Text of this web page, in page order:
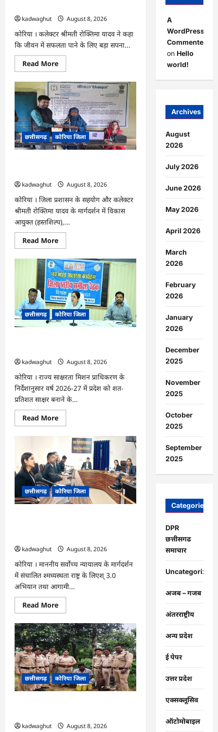
kadwaghut
August 8, 2026
कोरिया । कलेक्टर श्रीमती रोक्तिमा यादव ने कहा
कि जीवन में सफलता पाने के लिए बड़ा सपना...
Read MoreRead
more
CG
:
अच्छा
और
बड़ा
सोचो,
लक्ष्य
हासिल
करने
के
लिए
…
छत्तीसगढ़ कोरिया जिला
kadwaghut
August 8, 2026
कोरिया । जिला प्रशासन के सहयोग और कलेक्टर
श्रीमती रोक्तिमा यादव के मार्गदर्शन में विकास
आयुक्त (हस्तशिल्प),...
Read MoreRead
more
CG
:
कलेक्टर
के
मार्गदर्शन
में
छह
गांवों
तक
पहुंची
हस्तशिल्प
छत्तीसगढ़ कोरिया जिला
kadwaghut
August 8, 2026
कोरिया । राज्य साक्षरता मिशन प्राधिकरण के
निर्देशानुसार वर्ष 2026-27 में प्रदेश को शत-
प्रतिशत साक्षर बनाने के...
Read MoreRead
more
CG
अगस्त
को
जिलेभर
में
आयोजित
होगा
‘उल्लास
महा-
छत्तीसगढ़ कोरिया जिला
kadwaghut
August 8, 2026
कोरिया । माननीय सर्वाेच्च न्यायालय के मार्गदर्शन
में संचालित श्मध्यस्थता राष्ट्र के लिएश् 3.0
अभियान तथा आगामी...
Read MoreRead
more
CG
:
नेशनल
लोक
अदालत
एवं
‘मध्यस्थता
राष्ट्र
के
लिए‘
3.0
समीक्षा
छत्तीसगढ़ कोरिया जिला
kadwaghut
August 8, 2026
A
WordPress
Commenter
on Hello
world!
Archives
August
2026
July 2026
June 2026
May 2026
April 2026
March
2026
February
2026
January
2026
December
2025
November
2025
October
2025
September
2025
Categories
DPR
छत्तीसगढ
समाचार
Uncategorized
अजब – गजब
अंतरराष्ट्रीय
अन्य प्रदेश
ई पेपर
उत्तर प्रदेश
एक्सक्लूसिव
ऑटोमोबाइल